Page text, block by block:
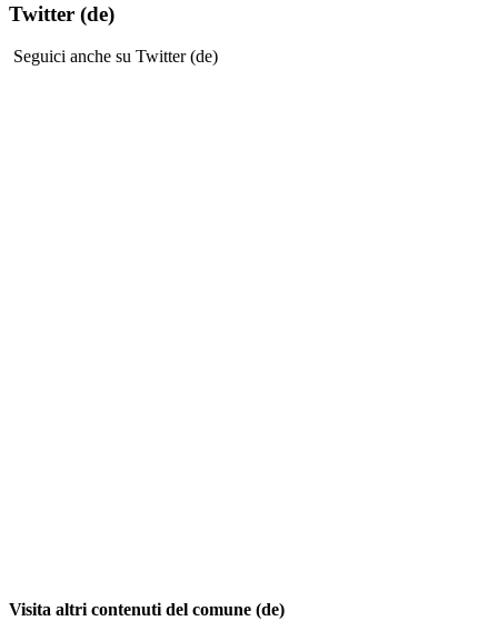
Twitter (de)
Seguici anche su Twitter (de)
Visita altri contenuti del comune (de)